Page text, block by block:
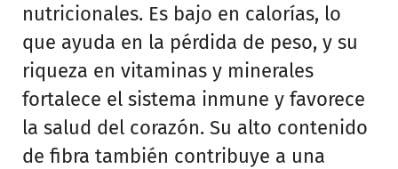
nutricionales. Es bajo en calorías, lo
que ayuda en la pérdida de peso, y su
riqueza en vitaminas y minerales
fortalece el sistema inmune y favorece
la salud del corazón. Su alto contenido
de fibra también contribuye a una